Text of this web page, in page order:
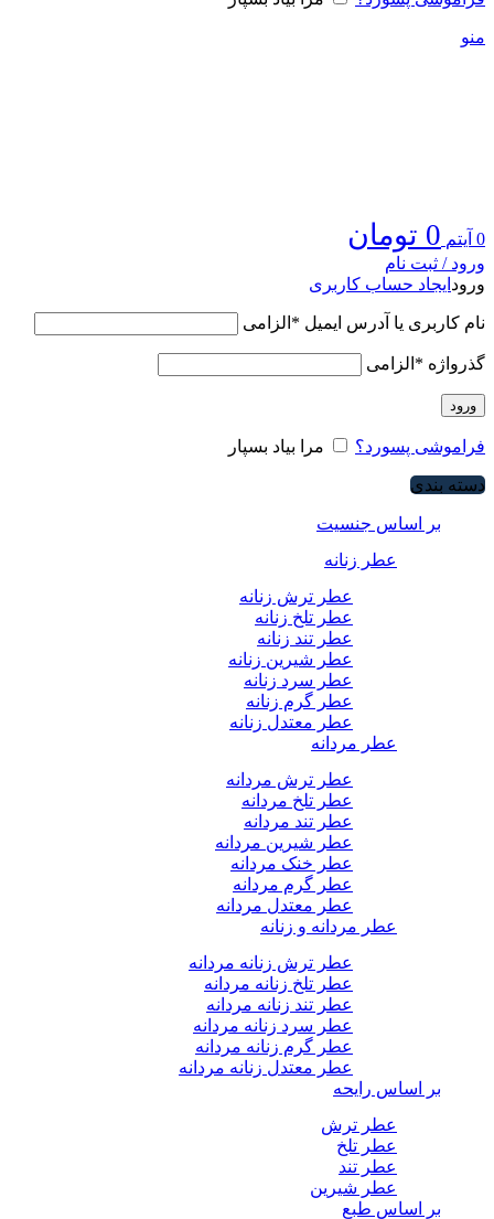
منو
0 آیتم 0 تومان
ورود / ثبت نام
ورود ایجاد حساب کاربری
نام کاربری یا آدرس ایمیل * الزامی
گذرواژه * الزامی
ورود
فراموشی پسورد؟ مرا بیاد بسپار
دسته بندی
بر اساس جنسیت
عطر زنانه
عطر ترش زنانه
عطر تلخ زنانه
عطر تند زنانه
عطر شیرین زنانه
عطر سرد زنانه
عطر گرم زنانه
عطر معتدل زنانه
عطر مردانه
عطر ترش مردانه
عطر تلخ مردانه
عطر تند مردانه
عطر شیرین مردانه
عطر خنک مردانه
عطر گرم مردانه
عطر معتدل مردانه
عطر مردانه و زنانه
عطر ترش زنانه مردانه
عطر تلخ زنانه مردانه
عطر تند زنانه مردانه
عطر سرد زنانه مردانه
عطر گرم زنانه مردانه
عطر معتدل زنانه مردانه
بر اساس رایحه
عطر ترش
عطر تلخ
عطر تند
عطر شیرین
بر اساس طبع